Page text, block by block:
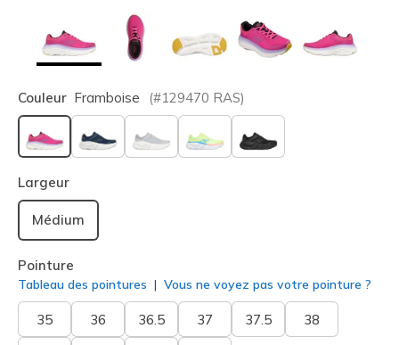
Couleur Framboise (#129470 RAS)
sélectionné
Largeur
Médium
Pointure
Tableau des pointures Vous ne voyez pas votre pointure ?
35 36 36.5 37 37.5 38